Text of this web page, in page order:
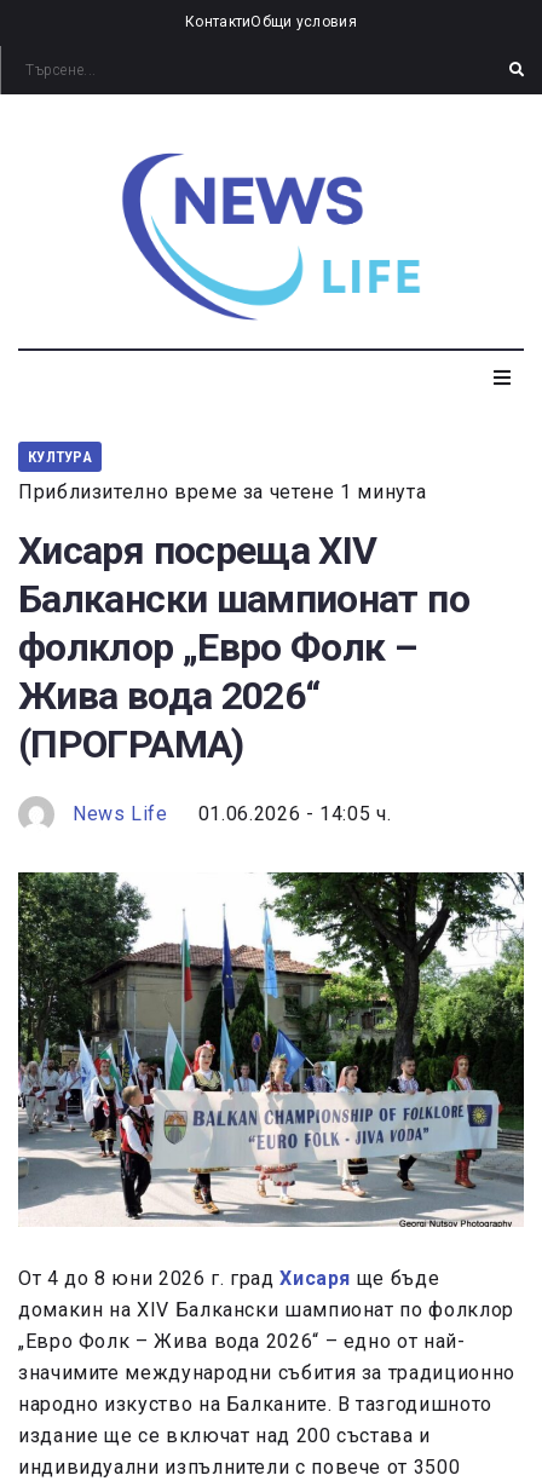
КонтактиОбщи условия
КУЛТУРА
Приблизително време за четене 1 минута
Хисаря посреща XIV
Балкански шампионат по
фолклор „Евро Фолк –
Жива вода 2026“
(ПРОГРАМА)
News Life 01.06.2026 - 14:05 ч.
От 4 до 8 юни 2026 г. градХисаря ще бъде
домакин на XIV Балкански шампионат по фолклор
„Евро Фолк – Жива вода 2026“ – едно от най-
значимите международни събития за традиционно
народно изкуство на Балканите. В тазгодишното
издание ще се включат над 200 състава и
индивидуални изпълнители с повече от 3500